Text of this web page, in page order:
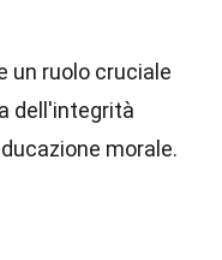
un ruolo cruciale
dell'integrità
morale.